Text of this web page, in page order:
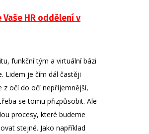
Vaše HR oddělení v
funkční tým a virtuální bázi
Lidem je čím dál častěji
z očí do očí nepříjemnější,
se tomu přizpůsobit. Ale
procesy, které budeme
stejné. Jako například